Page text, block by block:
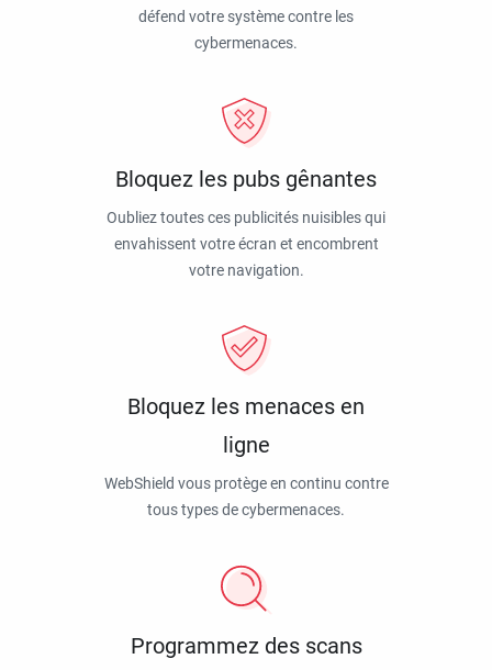
défend votre système contre les
cybermenaces.
Bloquez les pubs gênantes
Oubliez toutes ces publicités nuisibles qui
envahissent votre écran et encombrent
votre navigation.
Bloquez les menaces en
ligne
WebShield vous protège en continu contre
tous types de cybermenaces.
Programmez des scans